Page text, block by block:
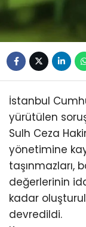
İstanbul
yürütülen
Sulh Ceza
yönetimine
taşınmazları,
değerlerinin
kadar
devredildi.